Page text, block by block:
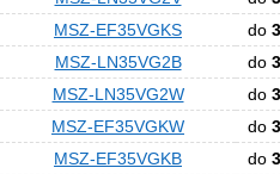
MSZ-EF35VGKS
do
MSZ-LN35VG2B
do
MSZ-LN35VG2W
do
MSZ-EF35VGKW
do
MSZ-EF35VGKB
do